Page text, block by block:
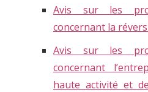
Avis sur les
concernant la
Avis sur les
concernant
haute activité et